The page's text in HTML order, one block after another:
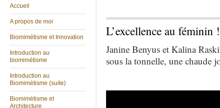
Accueil
A propos de moi
Biomimétisme et Innovation
Introduction au
biomimétisme
Introduction au
Biomimétisme (suite)
Biomimétisme et
Architecture
L’excellence au féminin !
Janine Benyus et Kalina
sous la tonnelle, une chaude